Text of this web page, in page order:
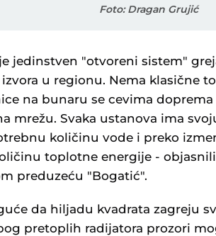
Foto: Dragan Grujić
jedinstven "otvoreni sistem"
u regionu. Nema klasične
na bunaru se cevima
mrežu. Svaka ustanova ima
količinu vode i preko
toplotne energije -
preduzeću "Bogatić".
da hiljadu kvadrata zagreju
pretoplih radijatora prozori